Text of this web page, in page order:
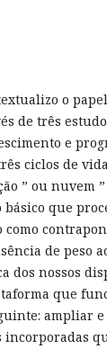
o
de três
e
ciclos de
” ou nuvem
básico que
como
de peso
dos nossos
que
ampliar